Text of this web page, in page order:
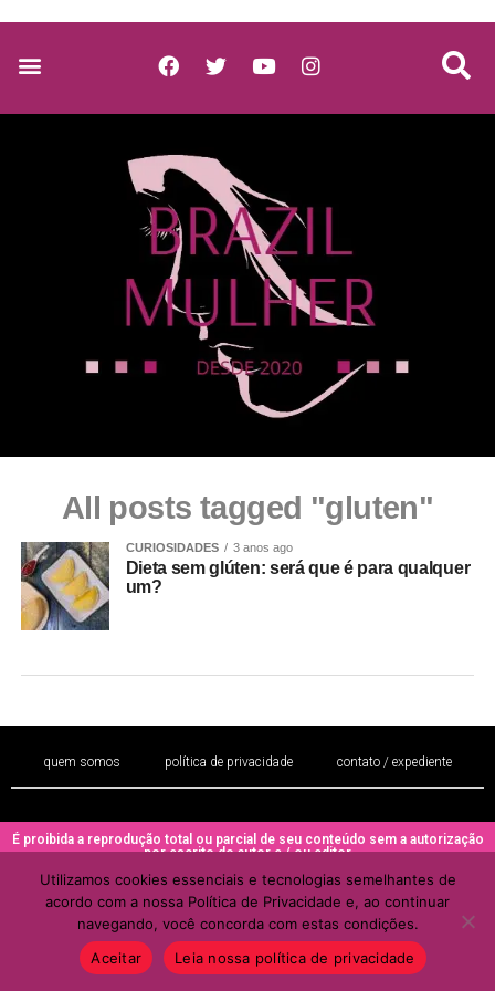
All posts tagged "gluten"
CURIOSIDADES 3 anos ago
Dieta sem glúten: será que é para qualquer
um?
quem somos política de privacidade contato / expediente
É proibida a reprodução total ou parcial de seu conteúdo sem a autorização
por escrito do autor e / ou editor
Copyright © 2022 - Todos os direitos reservados ao PORTAL BRAZIL
MULHER
Utilizamos cookies essenciais e tecnologias semelhantes de
acordo com a nossa Política de Privacidade e, ao continuar
navegando, você concorda com estas condições.
Aceitar
Leia nossa política de privacidade